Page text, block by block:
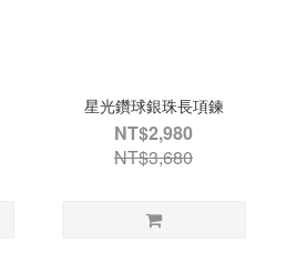
星光鑽球銀珠長項鍊
NT$2,980
NT$3,680